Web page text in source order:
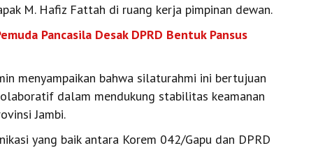
M. Hafiz Fattah di ruang kerja pimpinan dewan.
Pancasila Desak DPRD Bentuk Pansus
menyampaikan bahwa silaturahmi ini bertujuan
dalam mendukung stabilitas keamanan
Jambi.
yang baik antara Korem 042/Gapu dan DPRD